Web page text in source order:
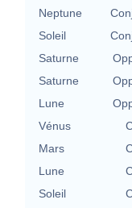
Neptune
Soleil
Saturne
Saturne
Lune
Vénus
Mars
Lune
Soleil